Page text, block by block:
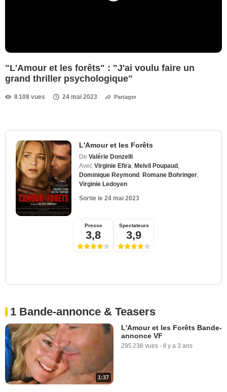
"L'Amour et les forêts" : "J'ai voulu faire un
grand thriller psychologique"
8 108 vues 24 mai 2023 Partager
L'Amour et les Forêts
De Valérie Donzelli
Avec Virginie Efira Melvil Poupaud
Dominique Reymond Romane Bohringer
Virginie Ledoyen
Sortie le 24 mai 2023
Presse
3,8
Spectateurs
3,9
1 Bande-annonce & Teasers
1:37
L'Amour et les Forêts Bande-
annonce VF
295 238 vues - Il y a 3 ans